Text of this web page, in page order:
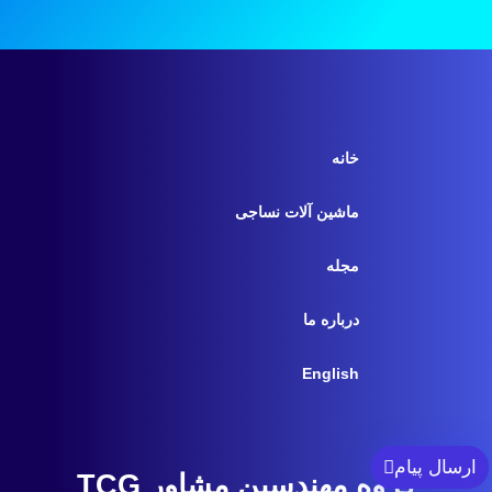
ارسال پیام
خانه
ماشین آلات نساجی
مجله
درباره ما
English
گروه مهندسین مشاور TCG